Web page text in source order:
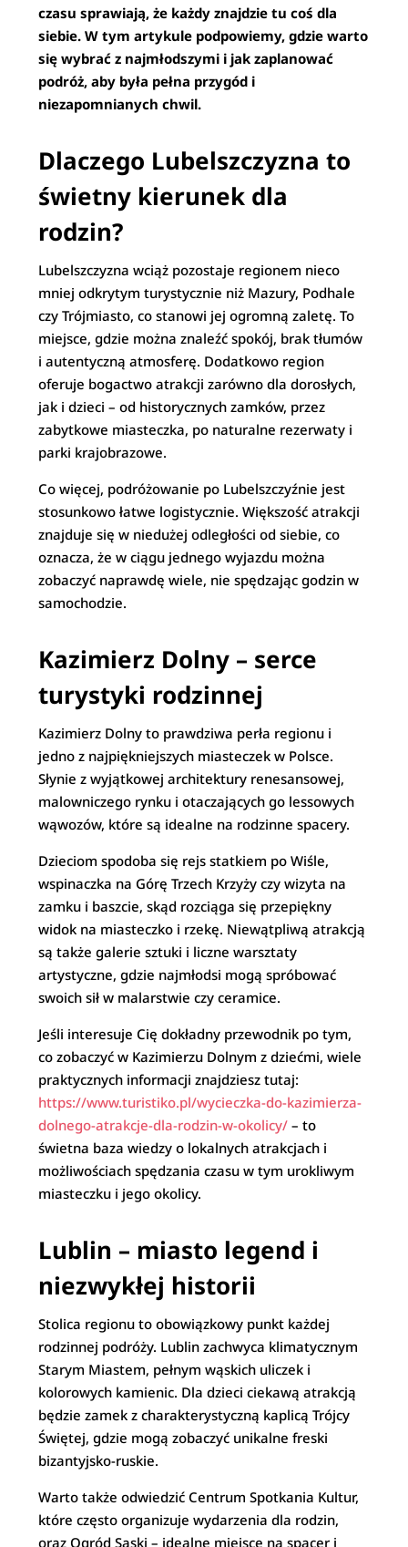
czasu sprawiają, że każdy znajdzie tu coś dla
siebie. W tym artykule podpowiemy, gdzie warto
się wybrać z najmłodszymi i jak zaplanować
podróż, aby była pełna przygód i
niezapomnianych chwil.
Dlaczego Lubelszczyzna to
świetny kierunek dla
rodzin?
Lubelszczyzna wciąż pozostaje regionem nieco
mniej odkrytym turystycznie niż Mazury, Podhale
czy Trójmiasto, co stanowi jej ogromną zaletę. To
miejsce, gdzie można znaleźć spokój, brak tłumów
i autentyczną atmosferę. Dodatkowo region
oferuje bogactwo atrakcji zarówno dla dorosłych,
jak i dzieci – od historycznych zamków, przez
zabytkowe miasteczka, po naturalne rezerwaty i
parki krajobrazowe.
Co więcej, podróżowanie po Lubelszczyźnie jest
stosunkowo łatwe logistycznie. Większość atrakcji
znajduje się w niedużej odległości od siebie, co
oznacza, że w ciągu jednego wyjazdu można
zobaczyć naprawdę wiele, nie spędzając godzin w
samochodzie.
Kazimierz Dolny – serce
turystyki rodzinnej
Kazimierz Dolny to prawdziwa perła regionu i
jedno z najpiękniejszych miasteczek w Polsce.
Słynie z wyjątkowej architektury renesansowej,
malowniczego rynku i otaczających go lessowych
wąwozów, które są idealne na rodzinne spacery.
Dzieciom spodoba się rejs statkiem po Wiśle,
wspinaczka na Górę Trzech Krzyży czy wizyta na
zamku i baszcie, skąd rozciąga się przepiękny
widok na miasteczko i rzekę. Niewątpliwą atrakcją
są także galerie sztuki i liczne warsztaty
artystyczne, gdzie najmłodsi mogą spróbować
swoich sił w malarstwie czy ceramice.
Jeśli interesuje Cię dokładny przewodnik po tym,
co zobaczyć w Kazimierzu Dolnym z dziećmi, wiele
praktycznych informacji znajdziesz tutaj:
https://www.turistiko.pl/wycieczka-do-kazimierza-
dolnego-atrakcje-dla-rodzin-w-okolicy/ – to
świetna baza wiedzy o lokalnych atrakcjach i
możliwościach spędzania czasu w tym urokliwym
miasteczku i jego okolicy.
Lublin – miasto legend i
niezwykłej historii
Stolica regionu to obowiązkowy punkt każdej
rodzinnej podróży. Lublin zachwyca klimatycznym
Starym Miastem, pełnym wąskich uliczek i
kolorowych kamienic. Dla dzieci ciekawą atrakcją
będzie zamek z charakterystyczną kaplicą Trójcy
Świętej, gdzie mogą zobaczyć unikalne freski
bizantyjsko-ruskie.
Warto także odwiedzić Centrum Spotkania Kultur,
które często organizuje wydarzenia dla rodzin,
oraz Ogród Saski – idealne miejsce na spacer i